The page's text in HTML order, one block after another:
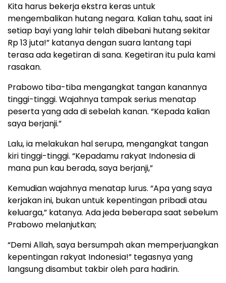
Kita harus bekerja ekstra keras untuk
mengembalikan hutang negara. Kalian tahu, saat ini
setiap bayi yang lahir telah dibebani hutang sekitar
Rp 13 juta!” katanya dengan suara lantang tapi
terasa ada kegetiran di sana. Kegetiran itu pula kami
rasakan.
Prabowo tiba-tiba mengangkat tangan kanannya
tinggi-tinggi. Wajahnya tampak serius menatap
peserta yang ada di sebelah kanan. “Kepada kalian
saya berjanji.”
Lalu, ia melakukan hal serupa, mengangkat tangan
kiri tinggi-tinggi. “Kepadamu rakyat Indonesia di
mana pun kau berada, saya berjanji,”
Kemudian wajahnya menatap lurus. “Apa yang saya
kerjakan ini, bukan untuk kepentingan pribadi atau
keluarga,” katanya. Ada jeda beberapa saat sebelum
Prabowo melanjutkan;
“Demi Allah, saya bersumpah akan memperjuangkan
kepentingan rakyat Indonesia!” tegasnya yang
langsung disambut takbir oleh para hadirin.